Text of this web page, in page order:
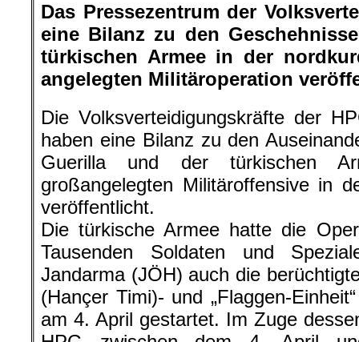
Das Pressezentrum der
eine Bilanz zu den
türkischen Armee in der
angelegten Militäroperation
Die Volksverteidigungskräfte der
haben eine Bilanz zu den
Guerilla und der türkischen
großangelegten Militäroffensive in
veröffentlicht.
Die türkische Armee hatte die
Tausenden Soldaten und
Jandarma (JÖH) auch die
(Hançer Timi)- und „Flaggen-
am 4. April gestartet. Im Zuge